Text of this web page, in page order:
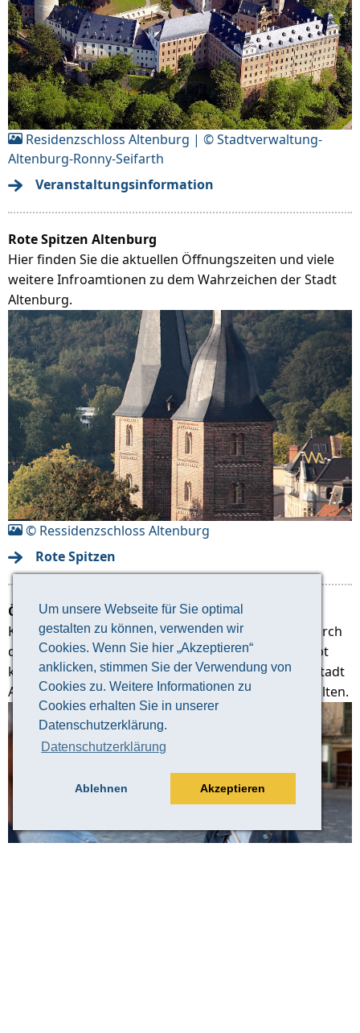
Um unsere Webseite für Sie optimal
gestalten zu können, verwenden wir
Cookies. Wenn Sie hier „Akzeptieren“
anklicken, stimmen Sie der Verwendung von
Cookies zu. Weitere Informationen zu
Cookies erhalten Sie in unserer
Datenschutzerklärung.
Datenschutzerklärung
Ablehnen Akzeptieren
Residenzschloss Altenburg | © Stadtverwaltung-
Altenburg-Ronny-Seifarth
Veranstaltungsinformation
Rote Spitzen Altenburg
Hier finden Sie die aktuellen Öffnungszeiten und viele
weitere Infroamtionen zu dem Wahrzeichen der Stadt
Altenburg.
© Ressidenzschloss Altenburg
Rote Spitzen
Öffentliche Stadtführung mit Verkostung
Kommen Sie mit uns auf einen Entdeckungstour durch
die ehemalige Residenz der Wettiner Fürsten. Es gibt
keine bessere Art, einen guten Überblick über die Stadt
Altenburg und ihre 1000-jährige Geschichte zu erhalten.